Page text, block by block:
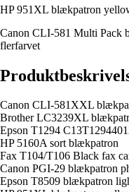
HP 951XL blækpatron
Canon CLI-581 Multi Pack
flerfarvet
Canon CLI-581XXL
Brother LC3239XL
Epson T1294
HP 5160A sort blækpatron
Fax T104/T106 Black fax
Canon PGI-29 blækpatron
Epson T8509 blækpatron